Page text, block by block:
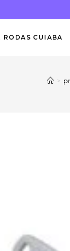
RODAS CUIABA
>